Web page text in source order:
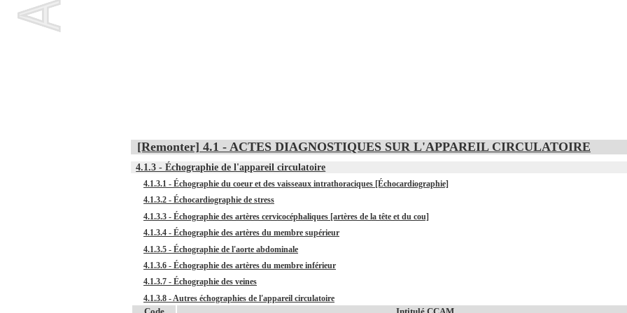
[Remonter] 4.1 - ACTES DIAGNOSTIQUES SUR L'APPAREIL CIRCULATOIRE
4.1.3 - Échographie de l'appareil circulatoire
4.1.3.1 - Échographie du coeur et des vaisseaux intrathoraciques [Échocardiographie]
4.1.3.2 - Échocardiographie de stress
4.1.3.3 - Échographie des artères cervicocéphaliques [artères de la tête et du cou]
4.1.3.4 - Échographie des artères du membre supérieur
4.1.3.5 - Échographie de l'aorte abdominale
4.1.3.6 - Échographie des artères du membre inférieur
4.1.3.7 - Échographie des veines
4.1.3.8 - Autres échographies de l'appareil circulatoire